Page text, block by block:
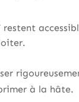
restent
à la hâte.